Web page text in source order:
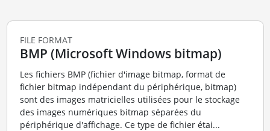
FILE FORMAT
BMP (Microsoft Windows bitmap)
Les fichiers BMP (fichier d'image bitmap, format de
fichier bitmap indépendant du périphérique, bitmap)
sont des images matricielles utilisées pour le stockage
des images numériques bitmap séparées du
périphérique d'affichage. Ce type de fichier étai...